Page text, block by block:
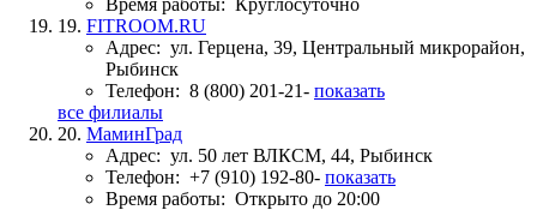
19. FITROOM.RU
Адрес: ул. Герцена, 39, Центральный микрорайон,
Рыбинск
Телефон: 8 (800) 201-21- показать
все филиалы
20. МаминГрад
Адрес: ул. 50 лет ВЛКСМ, 44, Рыбинск
Телефон: +7 (910) 192-80- показать
Время работы: Открыто до 20:00